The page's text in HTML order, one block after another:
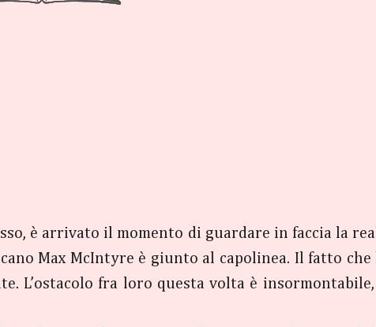
è arrivato il momento di guardare in faccia la
Max McIntyre è giunto al capolinea. Il fatto
L’ostacolo fra loro questa volta è insormontabile,